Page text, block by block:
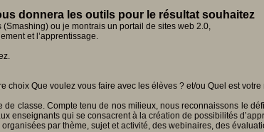
donnera les outils pour le résultat souhaitez
ou je montrais un portail de sites web 2.0,
et l’apprentissage.
Que voulez vous faire avec les élèves ? et/ou Quel est
classe. Compte tenu de nos milieux, nous reconnaissons le
enseignants qui se consacrent à la création de possibilités
par thème, sujet et activité, des webinaires, des